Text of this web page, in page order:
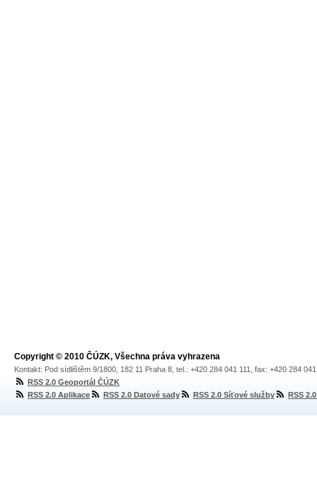
Copyright © 2010 ČÚZK, Všechna práva vyhrazena
Kontakt: Pod sídlištěm 9/1800, 182 11 Praha 8, tel.: +420 284 041 111, fax: +420 284
RSS 2.0 Geoportál ČÚZK
RSS 2.0 Aplikace
RSS 2.0 Datové sady RSS 2.0 Síťové služby RSS